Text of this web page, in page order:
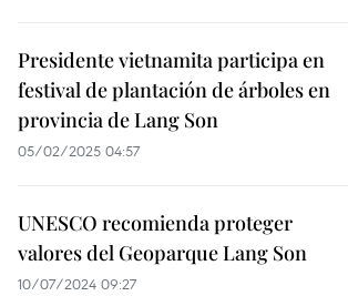
Presidente vietnamita participa en
festival de plantación de árboles en
provincia de Lang Son
05/02/2025 04:57
UNESCO recomienda proteger
valores del Geoparque Lang Son
10/07/2024 09:27